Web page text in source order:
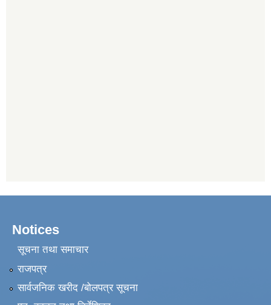
Notices
सूचना तथा समाचार
राजपत्र
सार्वजनिक खरीद /बोलपत्र सूचना